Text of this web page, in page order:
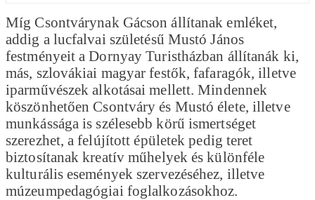
Míg Csontvárynak Gácson állítanak emléket,
addig a lucfalvai születésű Mustó János
festményeit a Dornyay Turistházban állítanák ki,
más, szlovákiai magyar festők, fafaragók, illetve
iparművészek alkotásai mellett. Mindennek
köszönhetően Csontváry és Mustó élete, illetve
munkássága is szélesebb körű ismertséget
szerezhet, a felújított épületek pedig teret
biztosítanak kreatív műhelyek és különféle
kulturális események szervezéséhez, illetve
múzeumpedagógiai foglalkozásokhoz.